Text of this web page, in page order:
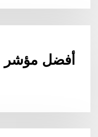
أفضل مؤشر